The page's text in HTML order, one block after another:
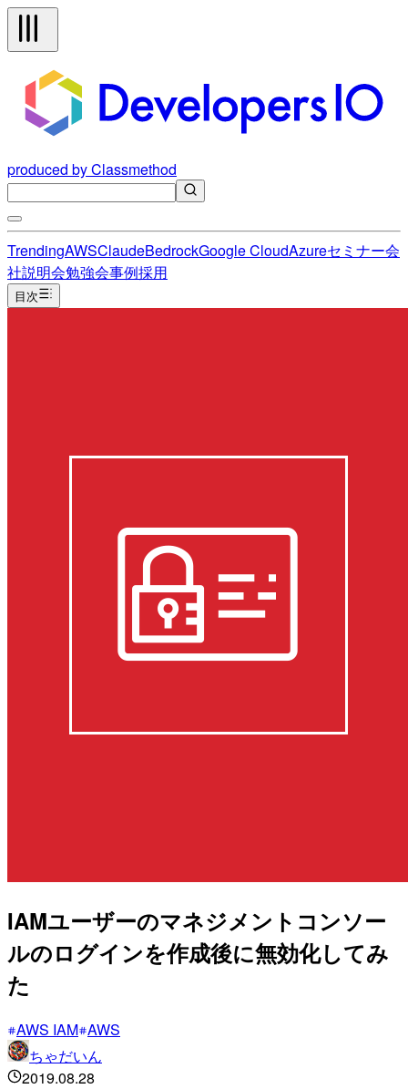
produced by Classmethod
TrendingAWSClaudeBedrockGoogle CloudAzureセミナー会
社説明会勉強会事例採用
目次
IAMユーザーのマネジメントコンソー
ルのログインを作成後に無効化してみ
た
AWS IAM AWS
ちゃだいん
2019.08.28